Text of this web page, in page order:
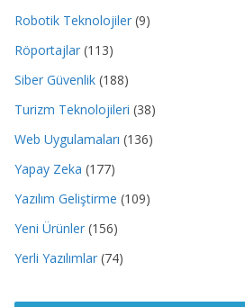
Robotik Teknolojiler (9)
Röportajlar (113)
Siber Güvenlik (188)
Turizm Teknolojileri (38)
Web Uygulamaları (136)
Yapay Zeka (177)
Yazılım Geliştirme (109)
Yeni Ürünler (156)
Yerli Yazılımlar (74)